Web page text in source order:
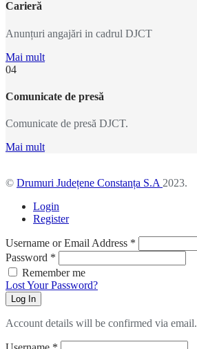
Carieră
Anunțuri angajări in cadrul DJCT
Mai mult
04
Comunicate de presă
Comunicate de presă DJCT.
Mai mult
© Drumuri Județene Constanța S.A 2023.
Login
Register
Username or Email Address *
Password *
Remember me
Lost Your Password?
Log In
Account details will be confirmed via email.